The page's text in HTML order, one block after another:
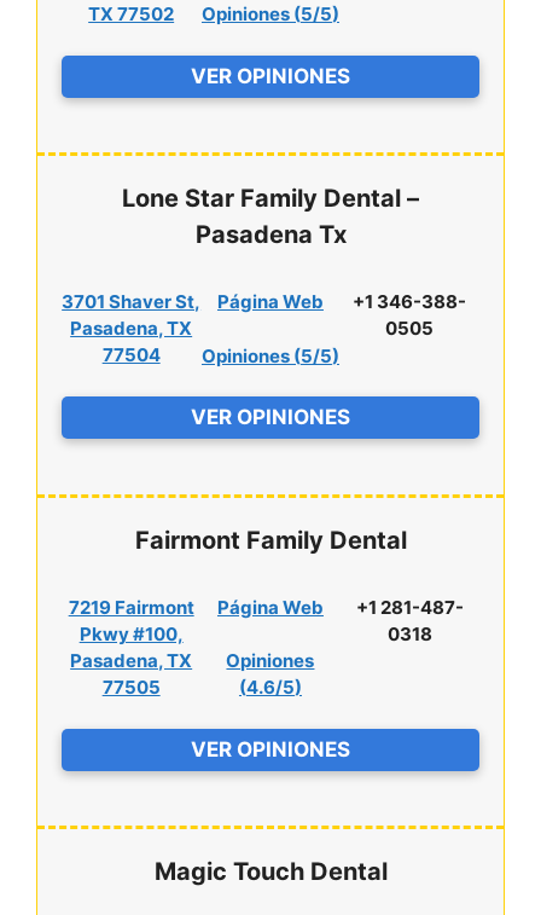
TX 77502
Opiniones (5/5)
VER OPINIONES
Lone Star Family Dental –
Pasadena Tx
3701 Shaver St,
Pasadena, TX
77504
Página Web
Opiniones (5/5)
+1 346-388-
0505
VER OPINIONES
Fairmont Family Dental
7219 Fairmont
Pkwy #100,
Pasadena, TX
77505
Página Web
Opiniones
(4.6/5)
+1 281-487-
0318
VER OPINIONES
Magic Touch Dental